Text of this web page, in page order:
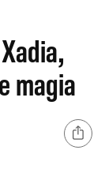
magia